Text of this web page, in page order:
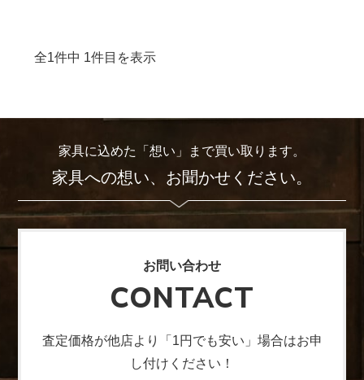
全1件中 1件目を表示
家具に込めた「想い」まで買い取ります。
家具への想い、お聞かせください。
お問い合わせ
CONTACT
査定価格が他店より「1円でも安い」場合はお申
し付けください！